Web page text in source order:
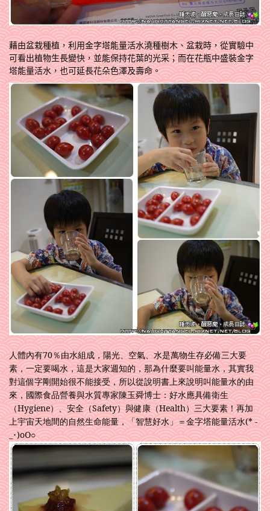
藉由盆栽種植，利用金字塔能量活水澆種樹木、盆栽時，從實驗中
可看出植物生長變快，並能保持花葉的光采；而在花瓶中盛裝金字
塔能量活水，也可延長花朵色澤及壽命。
人體內有70％由水組成，陽光、空氣、水是萬物生存必備三大要
素，一定要喝水，這是大家週知的，那為什麼要叫能量水，其實我
對這個字剛開始很不能接受，所以從說明書上來說明叫能量水的由
來，國際食品營養與水質專家陳玉舜博士：好水應具備衛生
（Hygiene）、安全（Safety）與健康（Health）三大要素！再加
上宇宙天地間的自然生命能量，「智慧好水」＝金字塔能量活水(* -
_･)oO○